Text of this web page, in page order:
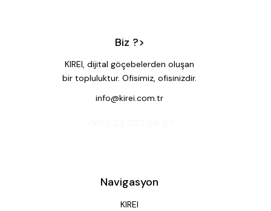
Biz ?>
KIREI, dijital göçebelerden oluşan
bir topluluktur. Ofisimiz, ofisinizdir.
info@kirei.com.tr
Navigasyon
KIREI